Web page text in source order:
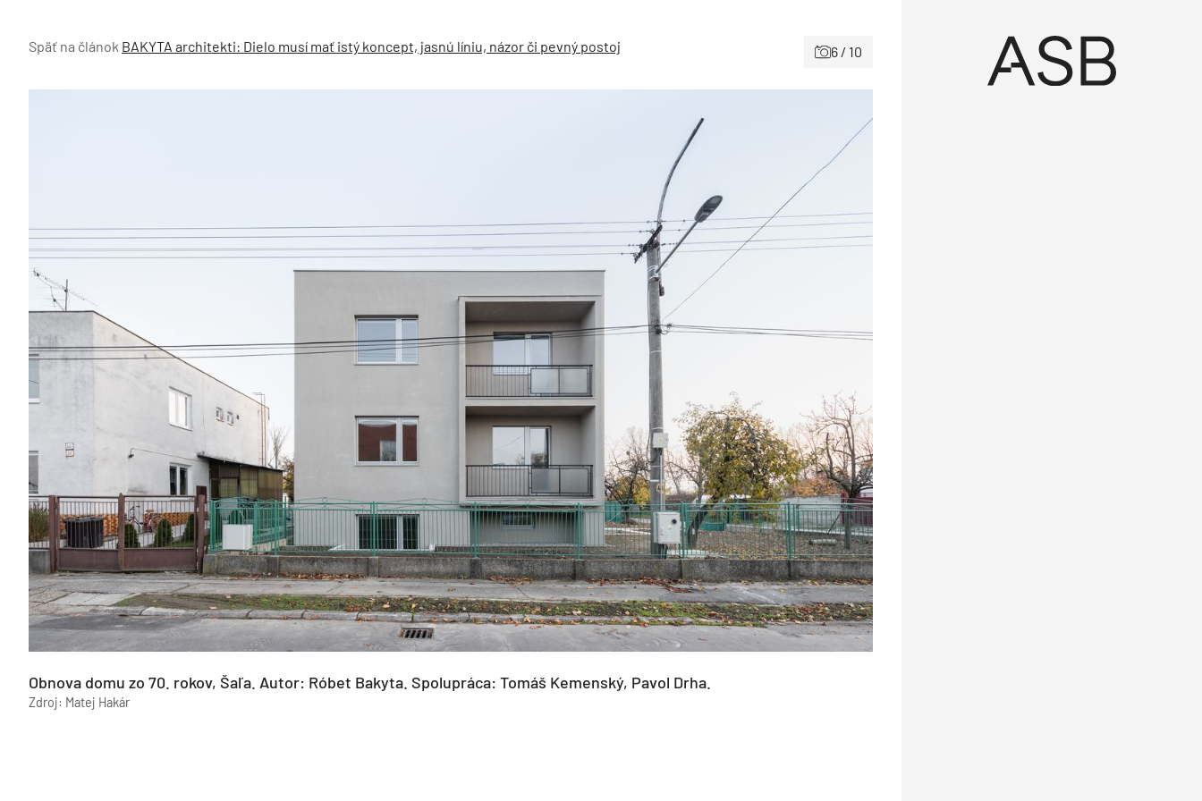
Späť na článok BAKYTA architekti: Dielo musí mať istý koncept, jasnú líniu, názor či pevný postoj 6 / 10
Obnova domu zo 70. rokov, Šaľa. Autor: Róbet Bakyta. Spolupráca: Tomáš Kemenský, Pavol Drha.
Zdroj: Matej Hakár